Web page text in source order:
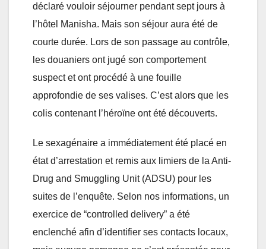
déclaré vouloir séjourner pendant sept jours à
l’hôtel Manisha. Mais son séjour aura été de
courte durée. Lors de son passage au contrôle,
les douaniers ont jugé son comportement
suspect et ont procédé à une fouille
approfondie de ses valises. C’est alors que les
colis contenant l’héroïne ont été découverts.
Le sexagénaire a immédiatement été placé en
état d’arrestation et remis aux limiers de la Anti-
Drug and Smuggling Unit (ADSU) pour les
suites de l’enquête. Selon nos informations, un
exercice de “controlled delivery” a été
enclenché afin d’identifier ses contacts locaux,